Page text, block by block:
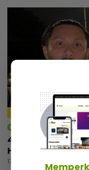
mStar | Hiburan
4 tahun pegang
Hafidz selesa
17 jam lalu